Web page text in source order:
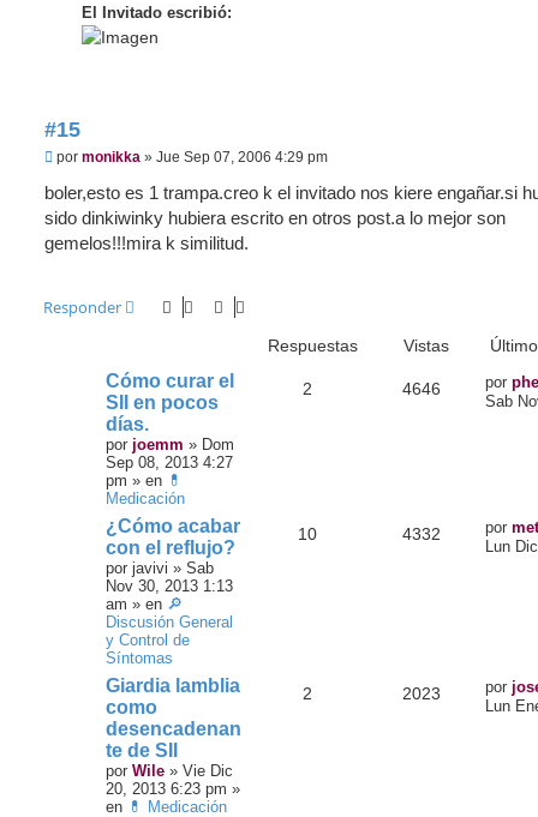
El Invitado escribió:
#15
M
n
a
j
e
por monikka » Jue Sep 07, 2006 4:29 pm
boler,esto es 1 trampa.creo k el invitado nos kiere engañar.si
sido dinkiwinky hubiera escrito en otros post.a lo mejor son
gemelos!!!mira k similitud.
Responder
Respuestas Vistas
Cómo curar el
SII en pocos
días.
por joemm » Dom
Sep 08, 2013 4:27
pm » en 💊
Medicación
2 4646 por
Sab
¿Cómo acabar
con el reflujo?
por javivi » Sab
Nov 30, 2013 1:13
am » en 🔎
Discusión General
y Control de
Síntomas
10 4332 por
Lun
Giardia lamblia
como
desencadenan
te de SII
por Wile » Vie Dic
20, 2013 6:23 pm »
en 💊 Medicación
2 2023 por
Lun